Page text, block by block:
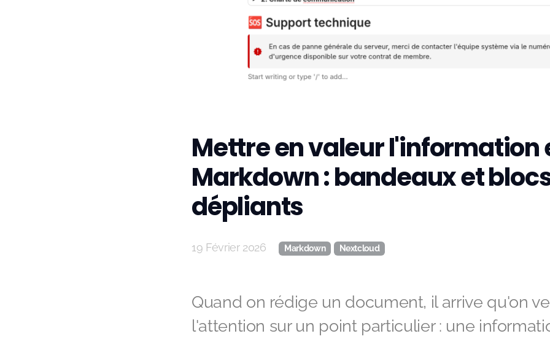
Mettre en valeur l'information
Markdown : bandeaux et
dépliants
19 Février 2026 Markdown Nextcloud
Quand on rédige un document, il arrive qu'on
l'attention sur un point particulier : une